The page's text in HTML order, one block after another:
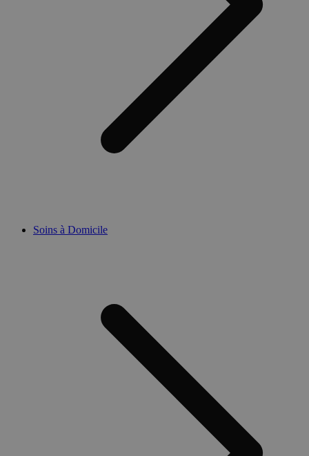
Soins à Domicile